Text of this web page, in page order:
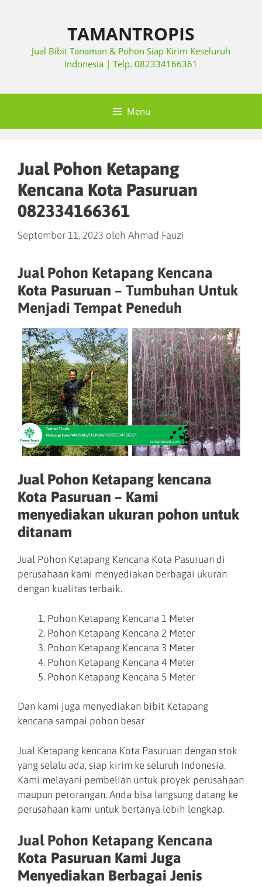
TAMANTROPIS
Jual Bibit Tanaman & Pohon Siap Kirim Keseluruh
Indonesia | Telp. 082334166361
Menu
Jual Pohon Ketapang
Kencana Kota Pasuruan
082334166361
September 11, 2023 oleh Ahmad Fauzi
Jual Pohon Ketapang Kencana
Kota Pasuruan – Tumbuhan Untuk
Menjadi Tempat Peneduh
Jual Pohon Ketapang kencana
Kota Pasuruan – Kami
menyediakan ukuran pohon untuk
ditanam
Jual Pohon Ketapang Kencana Kota Pasuruan di
perusahaan kami menyediakan berbagai ukuran
dengan kualitas terbaik.
Pohon Ketapang Kencana 1 Meter
Pohon Ketapang Kencana 2 Meter
Pohon Ketapang Kencana 3 Meter
Pohon Ketapang Kencana 4 Meter
Pohon Ketapang Kencana 5 Meter
Dan kami juga menyediakan bibit Ketapang
kencana sampai pohon besar
Jual Ketapang kencana Kota Pasuruan dengan stok
yang selalu ada, siap kirim ke seluruh Indonesia.
Kami melayani pembelian untuk proyek perusahaan
maupun perorangan. Anda bisa langsung datang ke
perusahaan kami untuk bertanya lebih lengkap.
Jual Pohon Ketapang Kencana
Kota Pasuruan Kami Juga
Menyediakan Berbagai Jenis